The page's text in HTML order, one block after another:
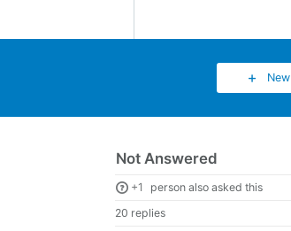
New
Not Answered
+1
person also asked this
20 replies